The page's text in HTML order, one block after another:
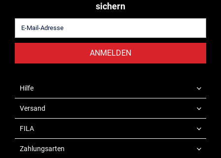
sichern
ANMELDEN
Hilfe
Versand
FILA
Zahlungsarten